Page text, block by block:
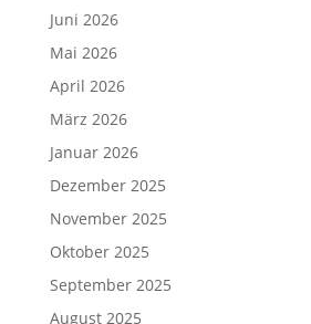
Juni 2026
Mai 2026
April 2026
März 2026
Januar 2026
Dezember 2025
November 2025
Oktober 2025
September 2025
August 2025